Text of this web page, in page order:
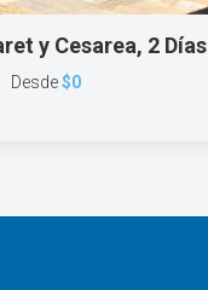
y Cesarea, 2 Días
Desde$0